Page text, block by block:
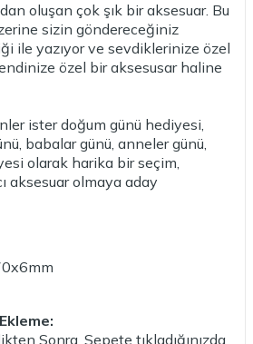
oluşan çok şık bir aksesuar. Bu
sizin göndereceğiniz
ile yazıyor ve sevdiklerinize özel
özel bir aksesusar haline
ister doğum günü hediyesi,
babalar günü, anneler günü,
olarak harika bir seçim,
aksesuar olmaya aday
Sonra, Sepete tıkladığınızda